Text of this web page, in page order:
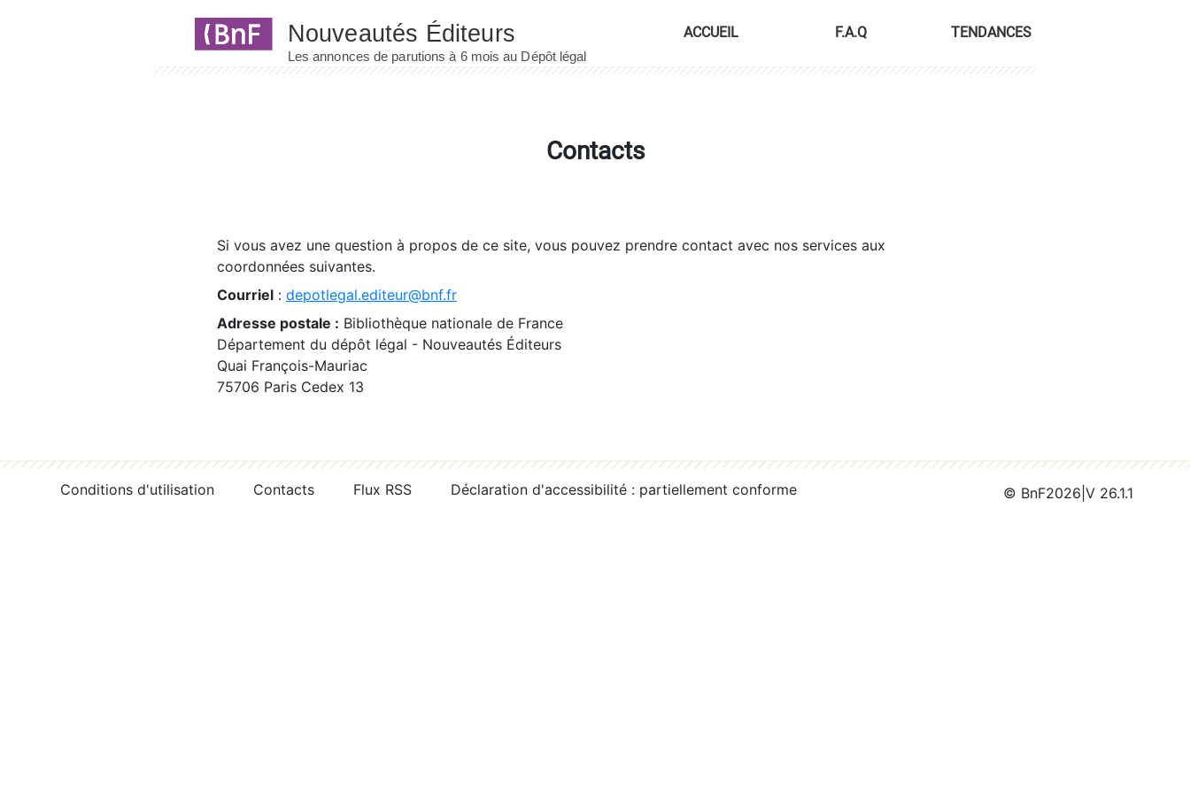
ACCUEIL F.A.Q TENDANCES
Contacts
Si vous avez une question à propos de ce site, vous pouvez prendre contact avec nos services aux
coordonnées suivantes.
Courriel : depotlegal.editeur@bnf.fr
Adresse postale : Bibliothèque nationale de France
Département du dépôt légal - Nouveautés Éditeurs
Quai François-Mauriac
75706 Paris Cedex 13
Conditions d'utilisation Contacts Flux RSS Déclaration d'accessibilité : partiellement conforme © BnF2026 V 26.1.1